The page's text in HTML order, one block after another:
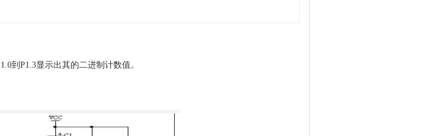
到P1.3显示出其的二进制计数值。